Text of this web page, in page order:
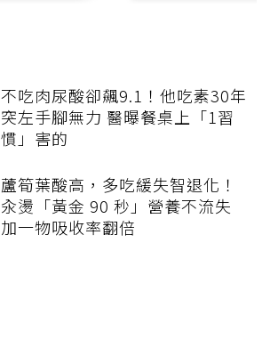
不吃肉尿酸卻飆9.1！他吃素30年
突左手腳無力 醫曝餐桌上「1習
慣」害的
蘆筍葉酸高，多吃緩失智退化！
汆燙「黃金 90 秒」營養不流失
加一物吸收率翻倍